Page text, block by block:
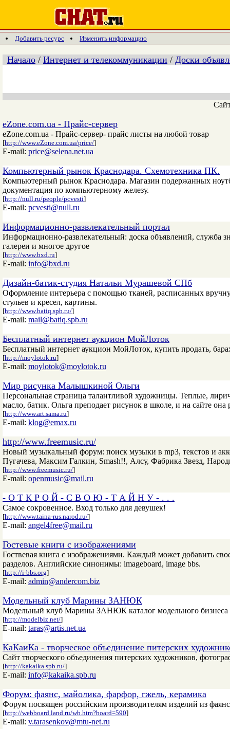
Добавить ресурс Изменить информацию
Начало / Интернет и телекоммуникации / Доски
eZone.com.ua - Прайс-сервер
eZone.com.ua - Прайс-сервер- прайс листы на любой товар
[http://www.eZone.com.ua/price/]
E-mail: price@selena.net.ua
Компьютерный рынок Краснодара. Схемотехника ПК.
Компьютерный рынок Краснодара. Магазин подержанных
документация по компьютерному железу.
[http://null.ru/people/pcvesti]
E-mail: pcvesti@null.ru
Информационно-развлекательный портал
Информационно-развлекательный: доска объявлений, служба
галереи и многое другое
[http://www.bxd.ru]
E-mail: info@bxd.ru
Дизайн-батик-студия Натальи Мурашевой СПб
Оформление интерьера с помощью тканей, расписанных
стульев и кресел, картины.
[http://www.batiq.spb.ru/]
E-mail: mail@batiq.spb.ru
Бесплатный интернет аукцион МойЛоток
Бесплатный интернет аукцион МойЛоток, купить продать,
[http://moylotok.ru]
E-mail: moylotok@moylotok.ru
Мир рисунка Малышкиной Ольги
Персональная страница талантливой художницы. Теплые,
масло, батик. Ольга преподает рисунок в школе, и на сайте
[http://www.art.sama.ru]
E-mail: klog@emax.ru
http://www.freemusic.ru/
Новый музыкальный форум: поиск музыки в mp3, текстов и
Пугачева, Максим Галкин, Smаsh!!, Алсу, Фабрика Звезд,
[http://www.freemusic.ru/]
E-mail: openmusic@mail.ru
- О Т К Р О Й - С В О Ю - Т А Й Н У - . . .
Самое сокровенное. Вход только для девушек!
[http://www.taina-rus.narod.ru/]
E-mail: angel4free@mail.ru
Гостевые книги с изображениями
Гоствевая книга с изображениями. Каждый может добавить
разделов. Английские синонимы: imageboard, image bbs.
[http://i-bbs.org]
E-mail: admin@andercom.biz
Модельный клуб Марины ЗАНЮК
Модельный клуб Марины ЗАНЮК каталог модельного бизнеса
[http://modelbiz.net/]
E-mail: taras@artis.net.ua
КаКаиКа - творческое объединение питерских
Сайт творческого объединения питерских художников,
[http://kakaika.spb.ru/]
E-mail: info@kakaika.spb.ru
Форум: фаянс, майолика, фарфор, гжель, керамика
Форум посвящен российским производителям изделий из
[http://webboard.land.ru/wb.htm?board=590]
E-mail: v.tarasenkov@mtu-net.ru